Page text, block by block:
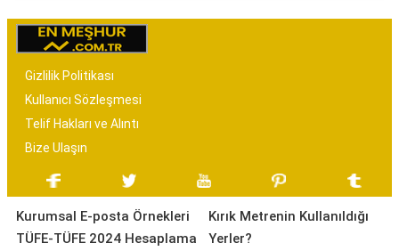
Gizlilik Politikası
Kullanıcı Sözleşmesi
Telif Hakları ve Alıntı
Bize Ulaşın
Kurumsal E-posta Örnekleri
TÜFE-TÜFE 2024 Hesaplama
Kırık Metrenin Kullanıldığı
Yerler?